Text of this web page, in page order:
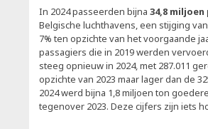
In 2024 passeerden bijna 34,8
Belgische luchthavens, een stijging
7% ten opzichte van het voorgaande
passagiers die in 2019 werden
steeg opnieuw in 2024, met 287.011
opzichte van 2023 maar lager dan de
2024 werd bijna 1,8 miljoen ton
tegenover 2023. Deze cijfers zijn iets